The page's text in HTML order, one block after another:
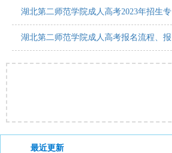
湖北第二师范学院成人高考2023年招生专
湖北第二师范学院成人高考报名流程、报
最近更新